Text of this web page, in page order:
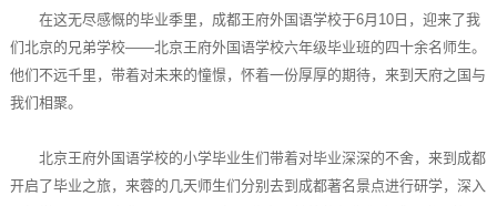
在这无尽感慨的毕业季里，成都王府外国语学校于6月10日，迎来了我
们北京的兄弟学校——北京王府外国语学校六年级毕业班的四十余名师生。
他们不远千里，带着对未来的憧憬，怀着一份厚厚的期待，来到天府之国与
我们相聚。
北京王府外国语学校的小学毕业生们带着对毕业深深的不舍，来到成都
开启了毕业之旅，来蓉的几天师生们分别去到成都著名景点进行研学，深入